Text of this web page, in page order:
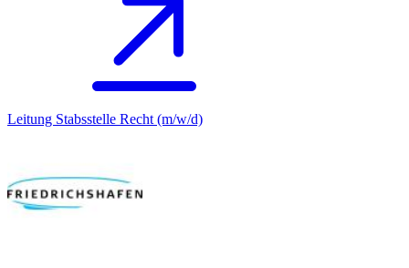
Leitung Stabsstelle Recht (m/w/d)